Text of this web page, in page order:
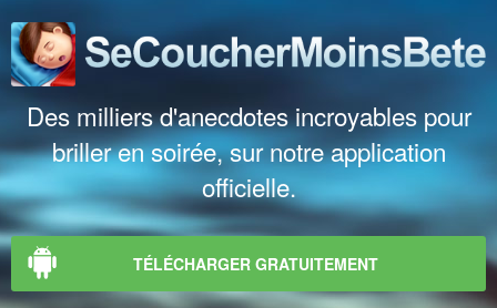
Des milliers d'anecdotes incroyables pour
briller en soirée, sur notre application
officielle.
TÉLÉCHARGER GRATUITEMENT